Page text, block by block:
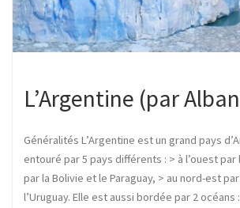
L’Argentine (par
Généralités L’Argentine est un grand pays
entouré par 5 pays différents : > à l’ouest par
par la Bolivie et le Paraguay, > au nord-est
l’Uruguay. Elle est aussi bordée par 2 océans